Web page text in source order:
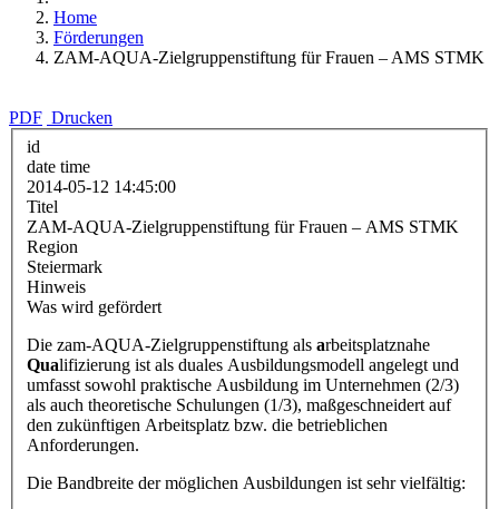
Home
Förderungen
ZAM-AQUA-Zielgruppenstiftung für Frauen – AMS STMK
PDF Drucken
id
date time
2014-05-12 14:45:00
Titel
ZAM-AQUA-Zielgruppenstiftung für Frauen – AMS STMK
Region
Steiermark
Hinweis
Was wird gefördert
Die zam-AQUA-Zielgruppenstiftung als arbeitsplatznahe
Qualifizierung ist als duales Ausbildungsmodell angelegt und
umfasst sowohl praktische Ausbildung im Unternehmen (2/3)
als auch theoretische Schulungen (1/3), maßgeschneidert auf
den zukünftigen Arbeitsplatz bzw. die betrieblichen
Anforderungen.
Die Bandbreite der möglichen Ausbildungen ist sehr vielfältig: